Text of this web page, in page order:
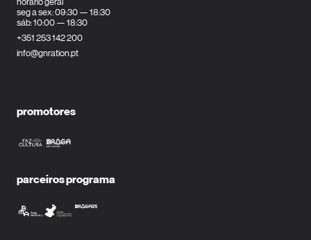
seg a sex: 09:30 — 18:30
sáb: 10:00 — 18:30
+351 253 142 200
info@gnration.pt
promotores
parceiros programa